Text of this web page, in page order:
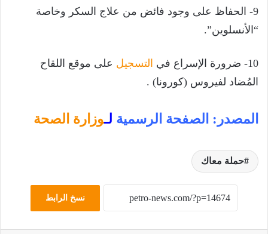
9- الحفاظ على وجود فائض من علاج السكر وخاصة
“الأنسلوين”.
10- ضرورة الإسراع في التسجيل على موقع اللقاح
المُضاد لفيروس (كورونا) .
المصدر: الصفحة الرسمية لـوزارة الصحة
حملة معاك
نسخ الرابط